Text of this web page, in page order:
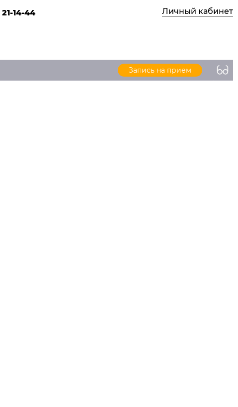
21-14-44 Личный кабинет
Запись на прием